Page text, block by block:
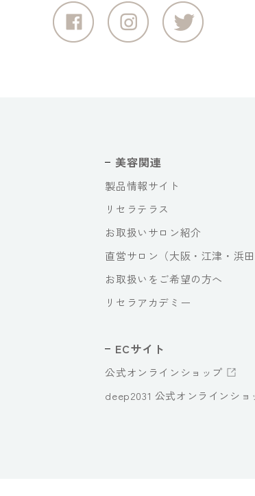
美容関連
製品情報サイト
リセラテラス
お取扱いサロン紹介
直営サロン（大阪・江津・浜田
お取扱いをご希望の方へ
リセラアカデミー
ECサイト
公式オンラインショップ
deep2031 公式オンラインショ